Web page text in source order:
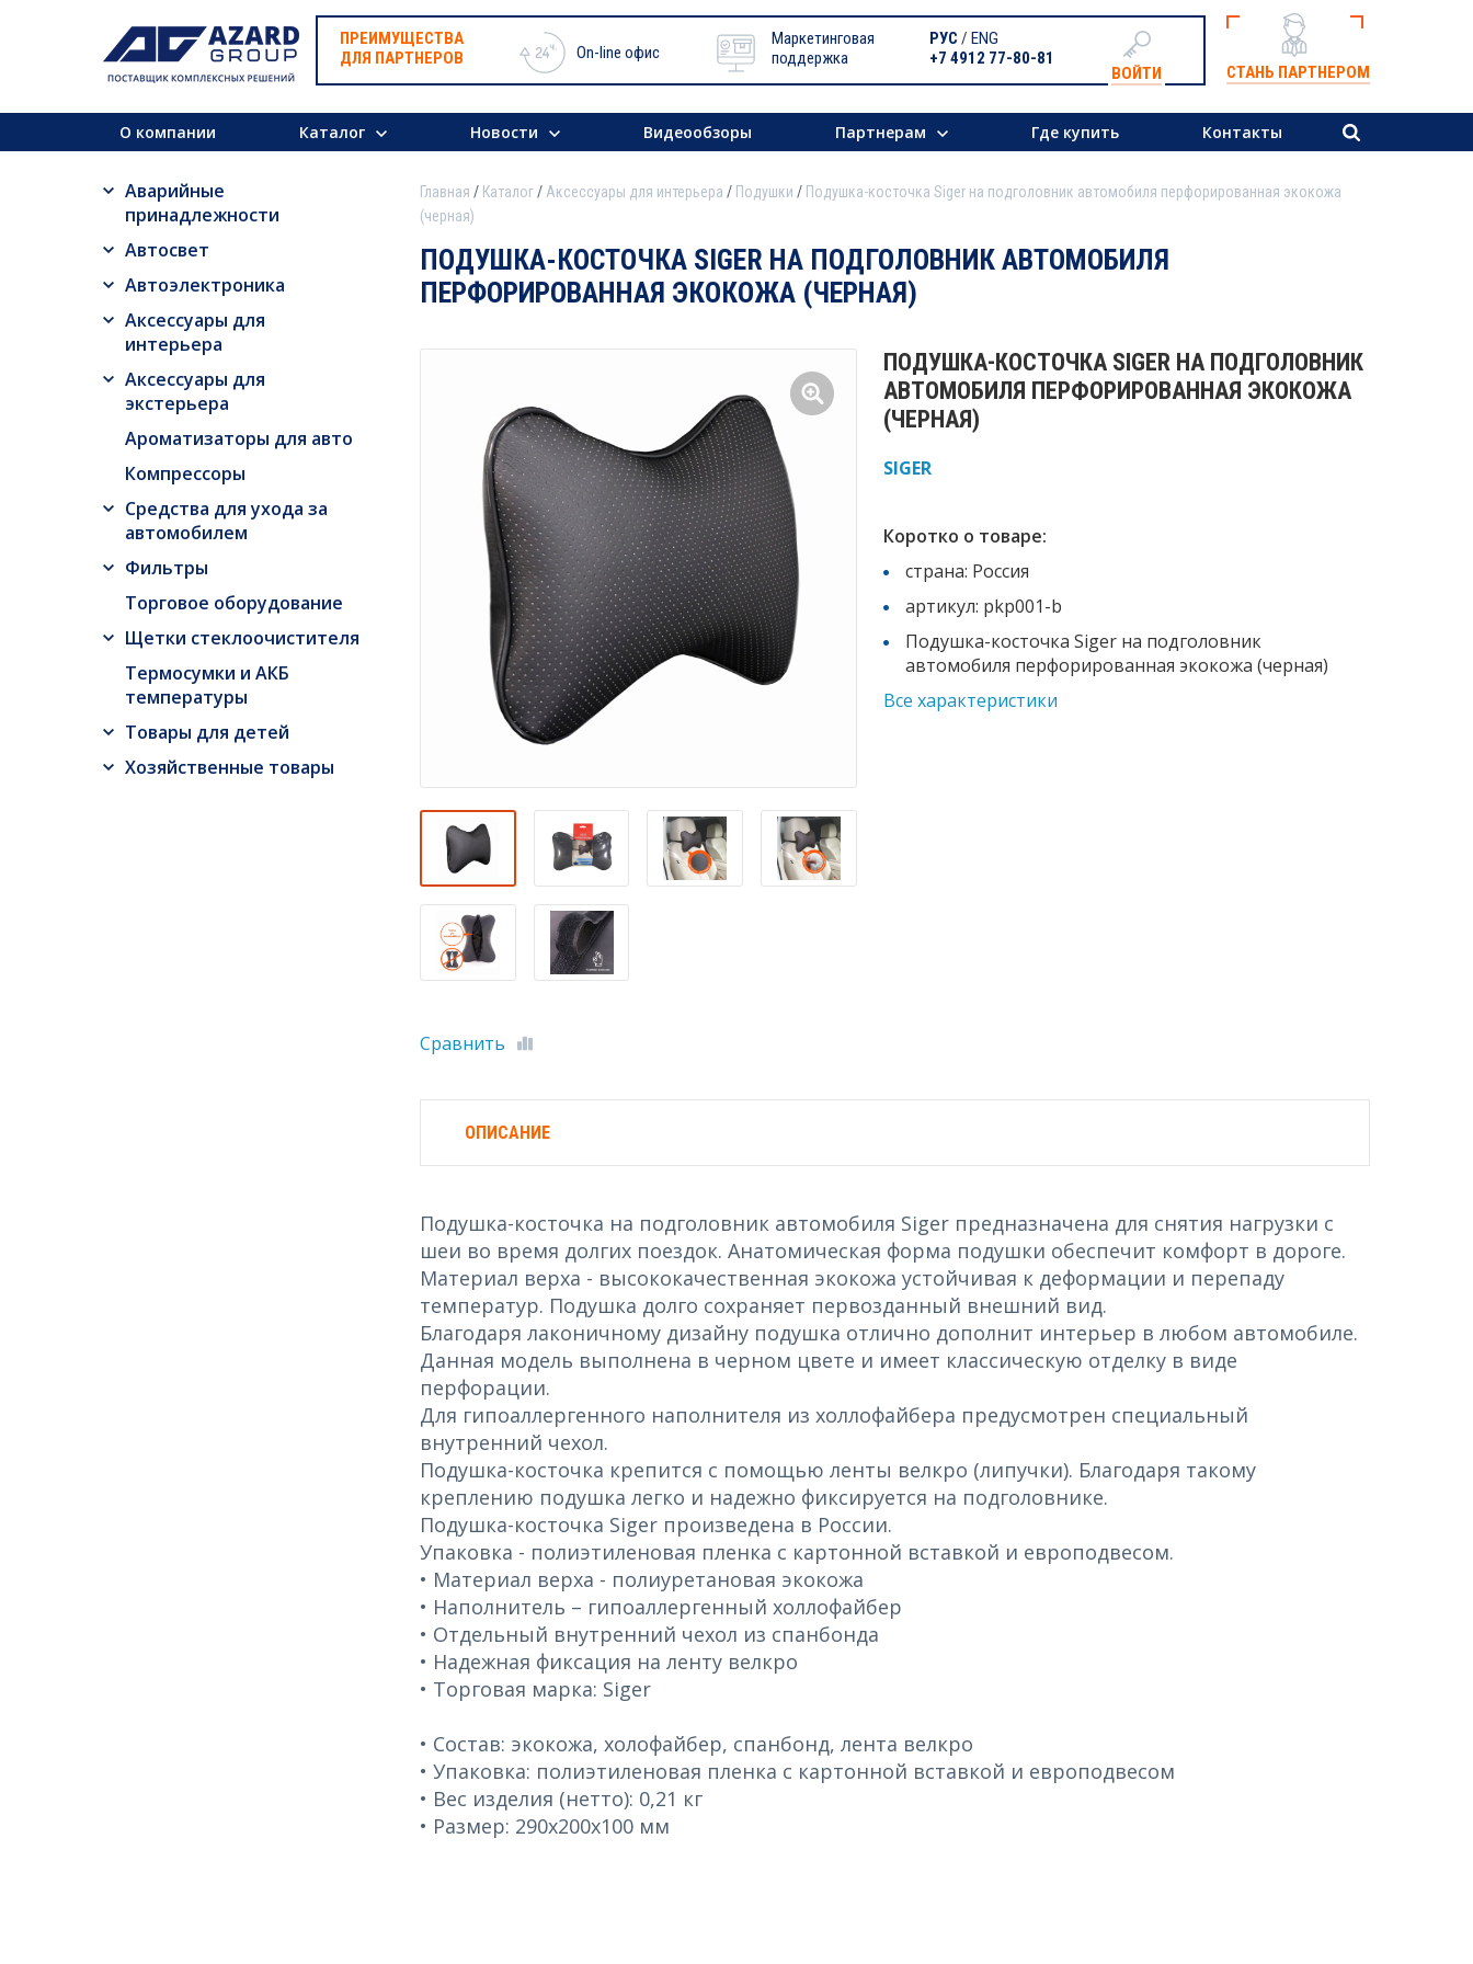
ПРЕИМУЩЕСТВА
ДЛЯ ПАРТНЕРОВ
On-line офис
Маркетинговая
поддержка
РУС / ENG
+7 4912 77-80-81
ВОЙТИ СТАНЬ ПАРТНЕРОМ
О компании Каталог Новости Видеообзоры Партнерам Где купить Контакты
Аварийные
принадлежности
Автосвет
Автоэлектроника
Аксессуары для
интерьера
Аксессуары для
экстерьера
Ароматизаторы для авто
Компрессоры
Средства для ухода за
автомобилем
Фильтры
Торговое оборудование
Щетки стеклоочистителя
Термосумки и АКБ
температуры
Товары для детей
Хозяйственные товары
Главная Каталог Аксессуары для интерьера Подушки
Подушка-косточка Siger на подголовник автомобиля перфорированная экокожа
(черная)
ПОДУШКА-КОСТОЧКА SIGER НА ПОДГОЛОВНИК АВТОМОБИЛЯ
ПЕРФОРИРОВАННАЯ ЭКОКОЖА (ЧЕРНАЯ)
Сравнить
ПОДУШКА-КОСТОЧКА SIGER НА ПОДГОЛОВНИК
АВТОМОБИЛЯ ПЕРФОРИРОВАННАЯ ЭКОКОЖА
(ЧЕРНАЯ)
SIGER
Коротко о товаре:
страна: Россия
артикул: pkp001-b
Подушка-косточка Siger на подголовник
автомобиля перфорированная экокожа (черная)
Все характеристики
ОПИСАНИЕ
Подушка-косточка на подголовник автомобиля Siger предназначена для снятия нагрузки с
шеи во время долгих поездок. Анатомическая форма подушки обеспечит комфорт в дороге.
Материал верха - высококачественная экокожа устойчивая к деформации и перепаду
температур. Подушка долго сохраняет первозданный внешний вид.
Благодаря лаконичному дизайну подушка отлично дополнит интерьер в любом автомобиле.
Данная модель выполнена в черном цвете и имеет классическую отделку в виде
перфорации.
Для гипоаллергенного наполнителя из холлофайбера предусмотрен специальный
внутренний чехол.
Подушка-косточка крепится с помощью ленты велкро (липучки). Благодаря такому
креплению подушка легко и надежно фиксируется на подголовнике.
Подушка-косточка Siger произведена в России.
Упаковка - полиэтиленовая пленка с картонной вставкой и европодвесом.
• Материал верха - полиуретановая экокожа
• Наполнитель – гипоаллергенный холлофайбер
• Отдельный внутренний чехол из спанбонда
• Надежная фиксация на ленту велкро
• Торговая марка: Siger
• Состав: экокожа, холофайбер, спанбонд, лента велкро
• Упаковка: полиэтиленовая пленка с картонной вставкой и европодвесом
• Вес изделия (нетто): 0,21 кг
• Размер: 290х200х100 мм